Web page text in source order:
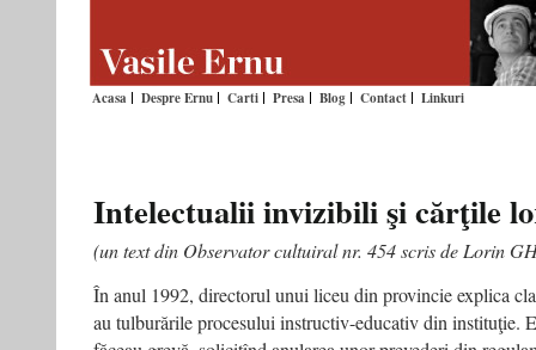
Acasa Despre Ernu Carti Presa Blog Contact Linkuri
Intelectualii invizibili şi cărţile
(un text din Observator cultuiral nr. 454 scris de Lorin
În anul 1992, directorul unui liceu din provincie explica
au tulburările procesului instructiv-educativ din instituţie.